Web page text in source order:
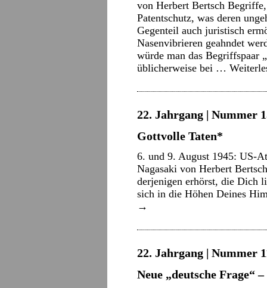
von Herbert Bertsch
Patentschutz, was deren
Gegenteil auch juristisch
Nasenvibrieren geahndet
würde man das Begriffspaar
üblicherweise bei …
22. Jahrgang | Nummer
Gottvolle Taten*
6. und 9. August 1945: US-
Nagasaki von Herbert
derjenigen erhörst, die Dich
sich in die Höhen Deines
→
22. Jahrgang | Nummer
Neue „deutsche Frage“